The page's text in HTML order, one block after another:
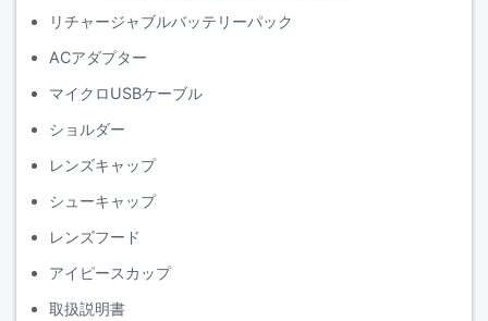
リチャージャブルバッテリーパック
ACアダプター
マイクロUSBケーブル
ショルダー
レンズキャップ
シューキャップ
レンズフード
アイピースカップ
取扱説明書